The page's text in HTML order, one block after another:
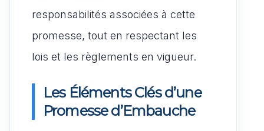
responsabilités associées à cette
promesse, tout en respectant les
lois et les règlements en vigueur.
Les Éléments Clés d’une
Promesse d’Embauche